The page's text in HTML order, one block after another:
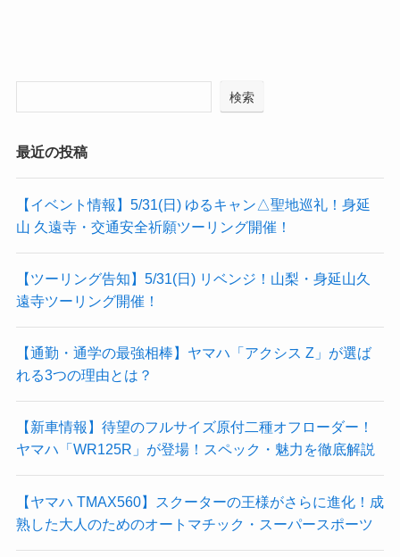
検索
最近の投稿
【イベント情報】5/31(日) ゆるキャン△聖地巡礼！身延
山 久遠寺・交通安全祈願ツーリング開催！
【ツーリング告知】5/31(日) リベンジ！山梨・身延山久
遠寺ツーリング開催！
【通勤・通学の最強相棒】ヤマハ「アクシス Z」が選ば
れる3つの理由とは？
【新車情報】待望のフルサイズ原付二種オフローダー！
ヤマハ「WR125R」が登場！スペック・魅力を徹底解説
【ヤマハ TMAX560】スクーターの王様がさらに進化！成
熟した大人のためのオートマチック・スーパースポーツ